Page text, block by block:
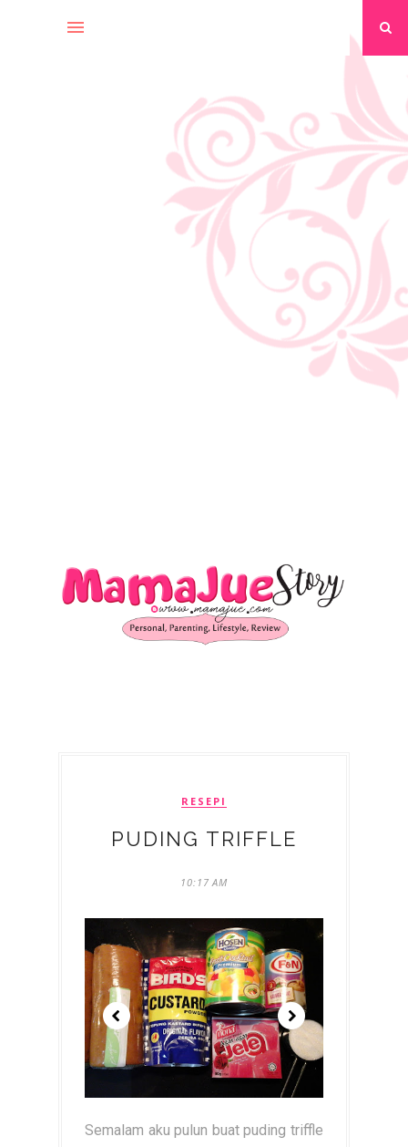
RESEPI
PUDING TRIFFLE
10:17 AM
Semalam aku pulun buat puding triffle